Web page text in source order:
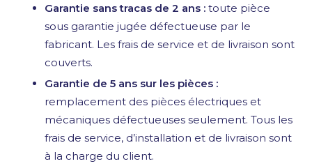
Garantie sans tracas de 2 ans : toute pièce
sous garantie jugée défectueuse par le
fabricant. Les frais de service et de livraison sont
couverts.
Garantie de 5 ans sur les pièces :
remplacement des pièces électriques et
mécaniques défectueuses seulement. Tous les
frais de service, d’installation et de livraison sont
à la charge du client.